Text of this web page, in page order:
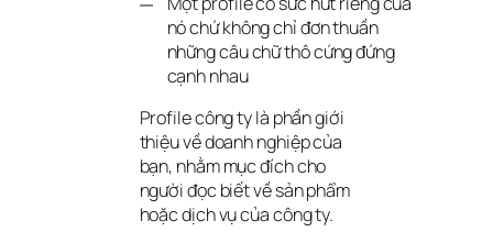
nó chứ không chỉ đơn thuần
những câu chữ thô cứng đứng
cạnh nhau
Profile công ty là phần giới
thiệu về doanh nghiệp của
bạn, nhằm mục đích cho
người đọc biết về sản phẩm
hoặc dịch vụ của công ty.